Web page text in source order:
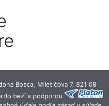
Bosca, Miletičova 7, 821 08
beží s podporou